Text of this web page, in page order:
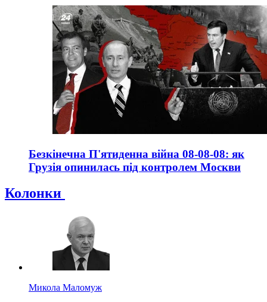
Безкінечна П'ятиденна війна 08-08-08: як
Грузія опинилась під контролем Москви
Колонки
Микола Маломуж